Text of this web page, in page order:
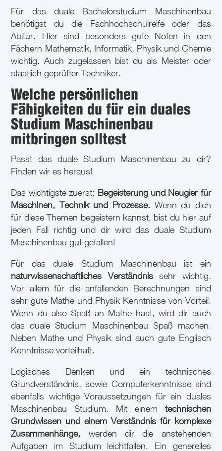
Für das duale Bachelorstudium Maschinenbau
benötigst du die Fachhochschulreife oder das
Abitur. Hier sind besonders gute Noten in den
Fächern Mathematik, Informatik, Physik und Chemie
wichtig. Auch zugelassen bist du als Meister oder
staatlich geprüfter Techniker.
Welche persönlichen
Fähigkeiten du für ein duales
Studium Maschinenbau
mitbringen solltest
Passt das duale Studium Maschinenbau zu dir?
Finden wir es heraus!
Das wichtigste zuerst: Begeisterung und Neugier für
Maschinen, Technik und Prozesse. Wenn du dich
für diese Themen begeistern kannst, bist du hier auf
jeden Fall richtig und dir wird das duale Studium
Maschinenbau gut gefallen!
Für das duale Studium Maschinenbau ist ein
naturwissenschaftliches Verständnissehr wichtig.
Vor allem für die anfallenden Berechnungen sind
sehr gute Mathe und Physik Kenntnisse von Vorteil.
Wenn du also Spaß an Mathe hast, wird dir auch
das duale Studium Maschinenbau Spaß machen.
Neben Mathe und Physik sind auch gute Englisch
Kenntnisse vorteilhaft.
Logisches Denken und ein technisches
Grundverständnis, sowie Computerkenntnisse sind
ebenfalls wichtige Voraussetzungen für ein duales
Maschinenbau Studium. Mit einem technischen
Grundwissen und einem Verständnis für komplexe
Zusammenhänge, werden dir die anstehenden
Aufgaben im Studium leichtfallen. Ein generelles